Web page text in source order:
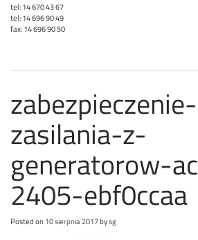
tel: 14 670 43 67
tel: 14 696 90 49
fax: 14 696 90 50
zasilania-z-
generatorow-
2405-ebf0ccaa
Posted on10 sierpnia 2017bysg